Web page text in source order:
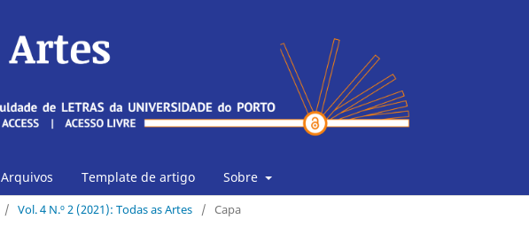
Arquivos Template de artigo Sobre
/ Vol. 4 N.º 2 (2021): Todas as Artes / Capa